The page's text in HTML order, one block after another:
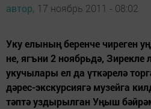
автор, 17 ноябрь 2011 - 08:02
У­ку елы­ның бе­рен­че чи­ре­ген
не, ягъ­ни 2 но­ябрь­дә,
уку­чы­ла­ры ел да үт­кә­ре­лә
дә­рес-экс­кур­си­я­гә му­зей­га
тәп­тә уз­ды­рыл­ган Уңыш